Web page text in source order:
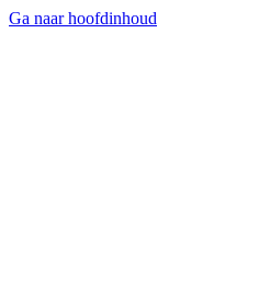
Ga naar hoofdinhoud